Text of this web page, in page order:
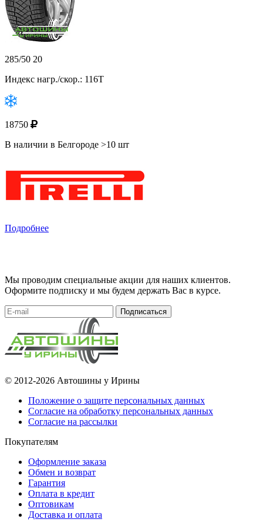
285/50 20
Индекс нагр./скор.: 116T
18750
В наличии в Белгороде >10 шт
Подробнее
Мы проводим специальные акции для наших клиентов.
Оформите подписку и мы будем держать Вас в курсе.
Подписаться
© 2012-2026 Автошины у Ирины
Положение о защите персональных данных
Согласие на обработку персональных данных
Согласие на рассылки
Покупателям
Оформление заказа
Обмен и возврат
Гарантия
Оплата в кредит
Оптовикам
Доставка и оплата